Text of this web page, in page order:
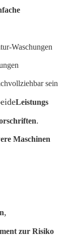
Waschungen
sein
Leistungs
.
Maschinen
,
zur Risiko